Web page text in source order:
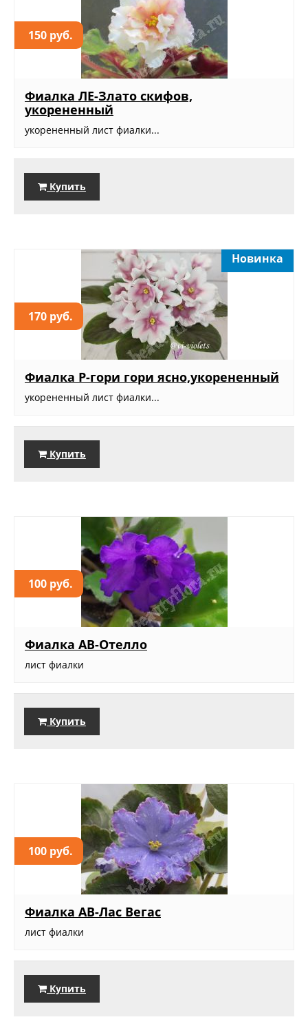
150 руб.
Фиалка ЛЕ-Злато скифов,
укорененный
укорененный лист фиалки...
Купить
170 руб.
Новинка
Фиалка Р-гори гори ясно,укорененный
укорененный лист фиалки...
Купить
100 руб.
Фиалка АВ-Отелло
лист фиалки
Купить
100 руб.
Фиалка АВ-Лас Вегас
лист фиалки
Купить